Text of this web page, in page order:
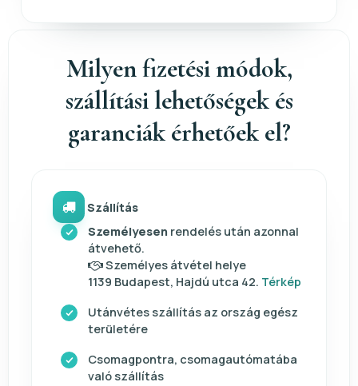
Milyen fizetési módok,
szállítási lehetőségek és
garanciák érhetőek el?
Szállítás
Személyesen rendelés után azonnal
átvehető.
Személyes átvétel helye
1139 Budapest, Hajdú utca 42. Térkép
Utánvétes szállítás az ország egész
területére
Csomagpontra, csomagautómatába
való szállítás